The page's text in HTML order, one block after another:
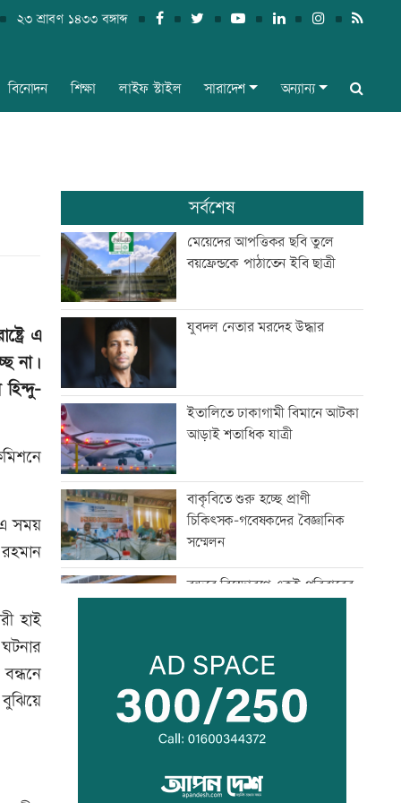
২৩ শ্রাবণ ১৪৩৩ বঙ্গাব্দ
বিনোদন শিক্ষা লাইফ স্টাইল সারাদেশ অন্যান্য
এ
না।
সময়
হাই
সর্বশেষ
মেয়েদের আপত্তিকর ছবি তুলে
বয়ফ্রেন্ডকে পাঠাতেন ইবি ছাত্রী
যুবদল নেতার মরদেহ উদ্ধার
ইতালিতে ঢাকাগামী বিমানে আটকা
আড়াই শতাধিক যাত্রী
বাকৃবিতে শুরু হচ্ছে প্রাণী
চিকিৎসক-গবেষকদের বৈজ্ঞানিক
সম্মেলন
বন্দরে বিস্ফোরণে একই পরিবারের
পাঁচ আর্থিক প্রতিষ্ঠান বন্ধের
অনুমোদন, রোববার প্রশাসক
নিয়োগ
স্বাভাবিক